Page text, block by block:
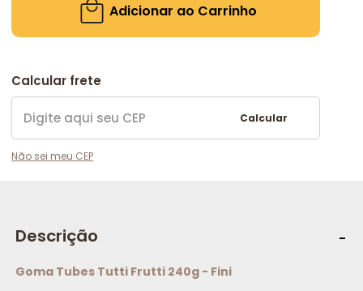
Adicionar ao Carrinho
Calcular frete
Calcular
Não sei meu CEP
Descrição
Goma Tubes Tutti Frutti 240g - Fini